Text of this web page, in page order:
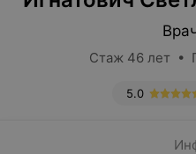
Стаж 46 лет •
5.0